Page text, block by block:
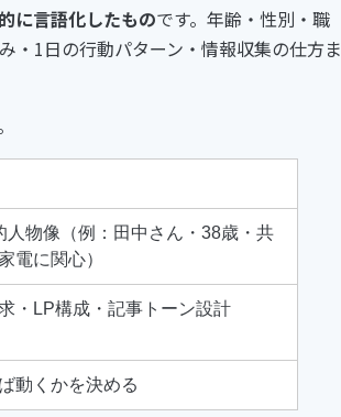
に言語化したものです。年齢・性別・職
・1日の行動パターン・情報収集の仕方ま
人物像（例：田中さん・38歳・共
電に関心）
・LP構成・記事トーン設計
動くかを決める